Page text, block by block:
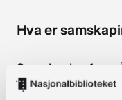
Hva er
Samskaping
organisasjoner